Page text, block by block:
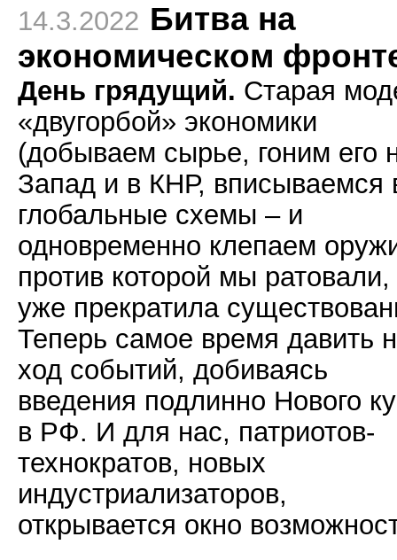
14.3.2022 Битва на
экономическом
День грядущий. Старая
«двугорбой» экономики
(добываем сырье, гоним его
Запад и в КНР, вписываемся
глобальные схемы – и
одновременно клепаем
против которой мы ратовали,
уже прекратила
Теперь самое время давить
ход событий, добиваясь
введения подлинно Нового
в РФ. И для нас, патриотов-
технократов, новых
индустриализаторов,
открывается окно